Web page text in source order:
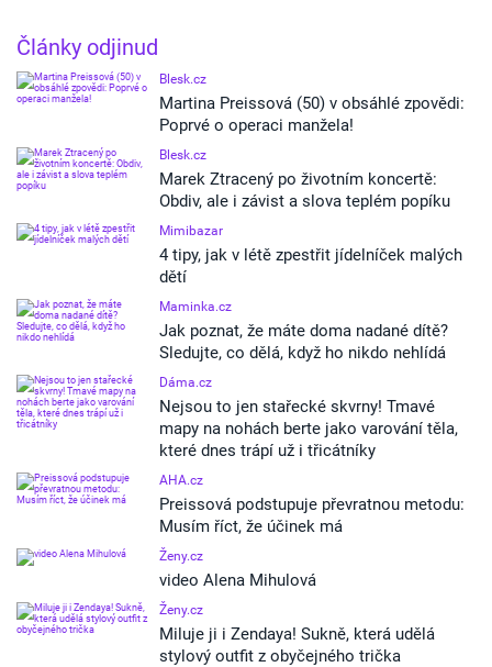
Články odjinud
Blesk.cz
Martina Preissová (50) v obsáhlé zpovědi:
Poprvé o operaci manžela!
Blesk.cz
Marek Ztracený po životním koncertě:
Obdiv, ale i závist a slova teplém popíku
Mimibazar
4 tipy, jak v létě zpestřit jídelníček malých
dětí
Maminka.cz
Jak poznat, že máte doma nadané dítě?
Sledujte, co dělá, když ho nikdo nehlídá
Dáma.cz
Nejsou to jen stařecké skvrny! Tmavé
mapy na nohách berte jako varování těla,
které dnes trápí už i třicátníky
AHA.cz
Preissová podstupuje převratnou metodu:
Musím říct, že účinek má
Ženy.cz
video Alena Mihulová
Ženy.cz
Miluje ji i Zendaya! Sukně, která udělá
stylový outfit z obyčejného trička